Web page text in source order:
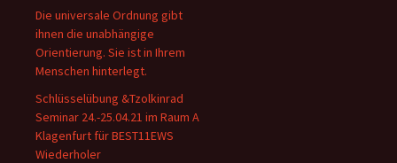
Die universale Ordnung gibt
ihnen die unabhängige
Orientierung. Sie ist in Ihrem
Menschen hinterlegt.
Schlüsselübung &Tzolkinrad
Seminar 24.-25.04.21 im Raum A
Klagenfurt für BEST11EWS
Wiederholer